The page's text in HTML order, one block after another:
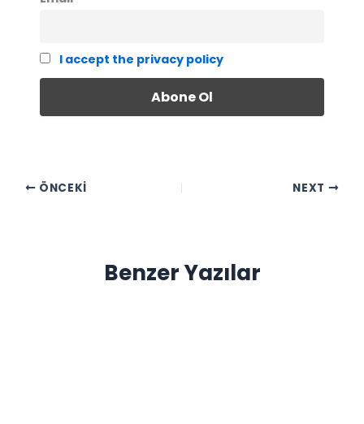
I accept the privacy policy
ÖNCEKI NEXT
Benzer Yazılar